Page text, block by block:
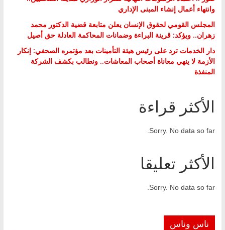
وانتهاء أعمال إنشاء المبنى الإداري
المجلس القومي لحقوق الإنسان يعلن متابعة قضية الدكتور محمد
زهران.. ويؤكد: قرينة البراءة وضمانات المحاكمة العادلة حق أصيل
دار الخدمات ترد على رئيس هيئة التأمينات بعد مؤتمره الصحفي: إنكار
الأزمة لا ينهي معاناة أصحاب المعاشات.. ونطالب بكشف الشركة
المنفذة
الأكثر قراءة
Sorry. No data so far.
الأكثر تعليقا
Sorry. No data so far.
ناس وناس